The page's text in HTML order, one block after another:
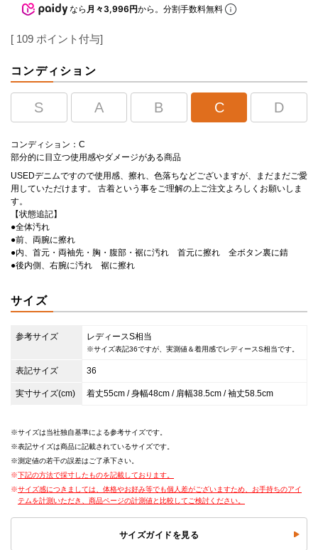
なら 月々3,996円から。分割手数料無料
[ 109 ポイント付与]
コンディション
S A B C D
コンディション：C
部分的に目立つ使用感やダメージがある商品
USEDデニムですので使用感、擦れ、色落ちなどございますが、まだまだご愛
用していただけます。 古着という事をご理解の上ご注文よろしくお願いしま
す。
【状態追記】
●全体汚れ
●前、両腕に擦れ
●内、首元・両袖先・胸・腹部・裾に汚れ 首元に擦れ 全ボタン裏に錆
●後内側、右腕に汚れ 裾に擦れ
サイズ
参考サイズ レディースS相当
※サイズ表記36ですが、実測値＆着用感でレディースS相当です。
表記サイズ 36
実寸サイズ(cm) 着丈55cm / 身幅48cm / 肩幅38.5cm / 袖丈58.5cm
サイズは当社独自基準による参考サイズです。
表記サイズは商品に記載されているサイズです。
測定値の若干の誤差はご了承下さい。
下記の方法で採寸したものを記載しております。
サイズ感につきましては、体格やお好み等でも個人差がございますため、お手持ちのアイ
テムを計測いただき、商品ページの計測値と比較してご検討ください。
サイズガイドを見る